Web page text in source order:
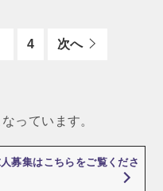
4 次へ
っています。
募集はこちらをご覧くださ